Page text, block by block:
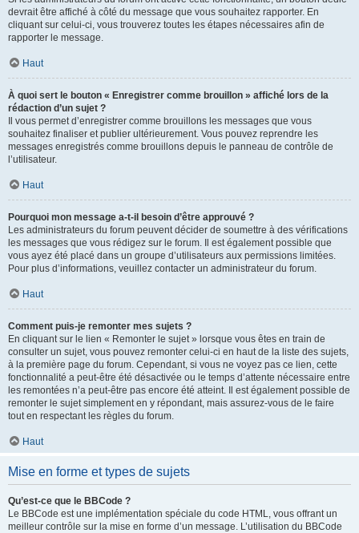
devrait être affiché à côté du message que vous souhaitez rapporter. En
cliquant sur celui-ci, vous trouverez toutes les étapes nécessaires afin de
rapporter le message.
Haut
À quoi sert le bouton « Enregistrer comme brouillon » affiché lors de la
rédaction d’un sujet ?
Il vous permet d’enregistrer comme brouillons les messages que vous
souhaitez finaliser et publier ultérieurement. Vous pouvez reprendre les
messages enregistrés comme brouillons depuis le panneau de contrôle de
l’utilisateur.
Haut
Pourquoi mon message a-t-il besoin d’être approuvé ?
Les administrateurs du forum peuvent décider de soumettre à des vérifications
les messages que vous rédigez sur le forum. Il est également possible que
vous ayez été placé dans un groupe d’utilisateurs aux permissions limitées.
Pour plus d’informations, veuillez contacter un administrateur du forum.
Haut
Comment puis-je remonter mes sujets ?
En cliquant sur le lien « Remonter le sujet » lorsque vous êtes en train de
consulter un sujet, vous pouvez remonter celui-ci en haut de la liste des sujets,
à la première page du forum. Cependant, si vous ne voyez pas ce lien, cette
fonctionnalité a peut-être été désactivée ou le temps d’attente nécessaire entre
les remontées n’a peut-être pas encore été atteint. Il est également possible de
remonter le sujet simplement en y répondant, mais assurez-vous de le faire
tout en respectant les règles du forum.
Haut
Mise en forme et types de sujets
Qu’est-ce que le BBCode ?
Le BBCode est une implémentation spéciale du code HTML, vous offrant un
meilleur contrôle sur la mise en forme d’un message. L’utilisation du BBCode